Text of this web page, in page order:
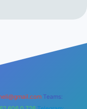
m elexbet
Teams: